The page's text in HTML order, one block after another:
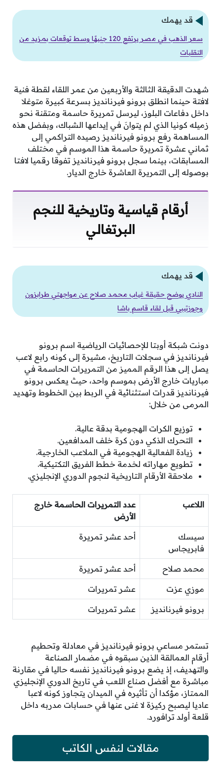
قد يهمك
سعر الذهب في مصر يرتفع 120 جنيهًا وسط توقعات بمزيد من
التقلبات
شهدت الدقيقة الثالثة والأربعين من عمر اللقاء لقطة فنية
لافتة حينما انطلق برونو فيرنانديز بسرعة كبيرة متوغلا
داخل دفاعات البلوز، ليرسل تمريرة حاسمة ومتقنة نحو
زميله كونيا الذي لم يتوانَ في إيداعها الشباك، وبفضل هذه
المساهمة رفع برونو فيرنانديز رصيده التراكمي إلى
ثماني عشرة تمريرة حاسمة هذا الموسم في مختلف
المسابقات، بينما سجل برونو فيرنانديز تفوقا رقميا لافتا
بوصوله إلى التمريرة العاشرة خارج الديار.
أرقام قياسية وتاريخية للنجم
البرتغالي
قد يهمك
النادي يوضح حقيقة غياب محمد صلاح عن مواجهتي طرابزون
وجوزتيبي قبل لقاء قاسم باشا
دونت شبكة أوبتا للإحصائيات الرياضية اسم برونو
فيرنانديز في سجلات التاريخ، مشيرة إلى كونه رابع لاعب
يصل إلى هذا الرقم المميز من التمريرات الحاسمة في
مباريات خارج الأرض بموسم واحد، حيث يعكس برونو
فيرنانديز قدرات استثنائية في الربط بين الخطوط وتهديد
المرمى من خلال:
توزيع الكرات الهجومية بدقة عالية.
التحرك الذكي دون كرة خلف المدافعين.
زيادة الفعالية الهجومية في الملاعب الخارجية.
تطويع مهاراته لخدمة خطط الفريق التكتيكية.
ملاحقة الأرقام التاريخية لنجوم الدوري الإنجليزي.
اللاعب
عدد التمريرات الحاسمة خارج
الأرض
سيسك
فابريجاس
أحد عشر تمريرة
محمد صلاح أحد عشر تمريرة
موزي عزت عشر تمريرات
برونو فيرنانديز عشر تمريرات
تستمر مساعي برونو فيرنانديز في معادلة وتحطيم
أرقام العمالقة الذين سبقوه في مضمار الصناعة
والتهديف، إذ يضع برونو فيرنانديز نفسه حاليا في مقارنة
مباشرة مع أفضل صناع اللعب في تاريخ الدوري الإنجليزي
الممتاز، مؤكدا أن تأثيره في الميدان يتجاوز كونه لاعبا
عاديا ليصبح ركيزة لا غنى عنها في حسابات مدربه داخل
قلعة أولد ترافورد.
مقالات لنفس الكاتب